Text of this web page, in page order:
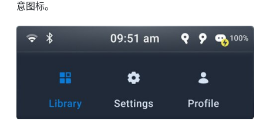
意图标。